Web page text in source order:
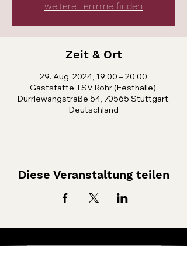
weitere Termine finden
Zeit & Ort
29. Aug. 2024, 19:00 – 20:00
Gaststätte TSV Rohr (Festhalle),
Dürrlewangstraße 54, 70565 Stuttgart,
Deutschland
Diese Veranstaltung teilen